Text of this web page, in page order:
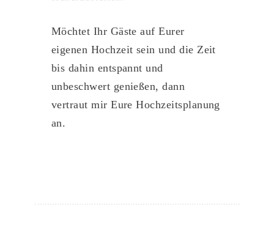
Möchtet Ihr Gäste auf Eurer
eigenen Hochzeit sein und die Zeit
bis dahin entspannt und
unbeschwert genießen, dann
vertraut mir Eure Hochzeitsplanung
an.